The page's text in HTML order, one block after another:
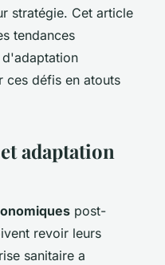
stratégie. Cet article
tendances
d'adaptation
ces défis en atouts
adaptation
post-
revoir leurs
sanitaire a